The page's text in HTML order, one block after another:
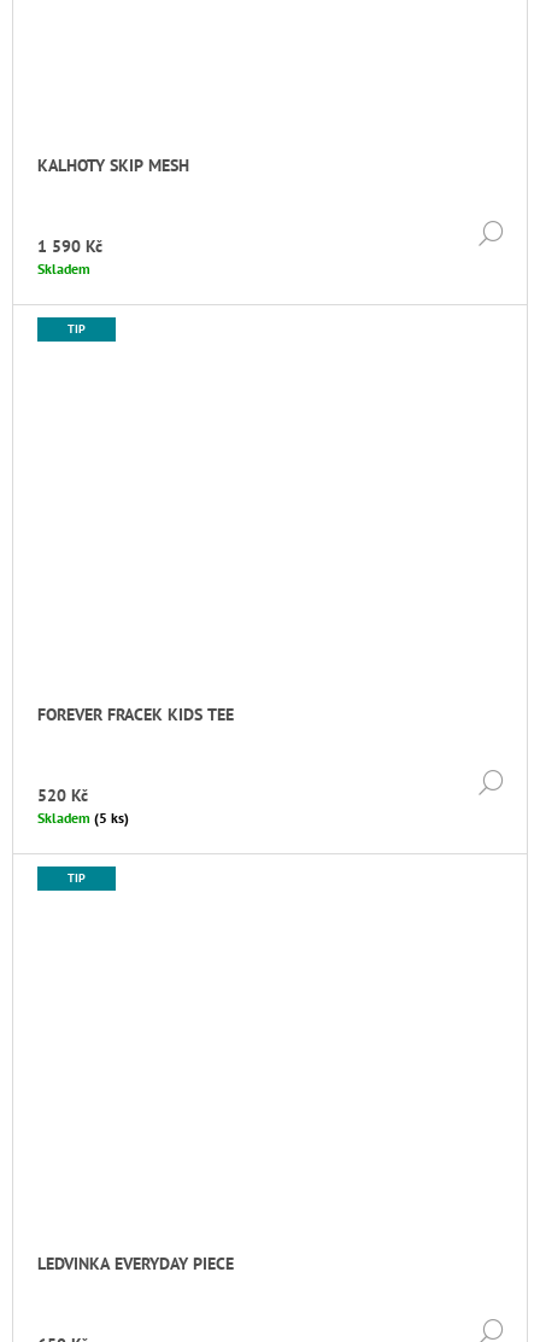
KALHOTY SKIP MESH
1 590 Kč
Skladem
TIP
FOREVER FRACEK KIDS TEE
520 Kč
Skladem (5 ks)
TIP
LEDVINKA EVERYDAY PIECE